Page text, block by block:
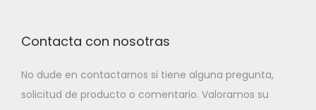
Contacta con nosotras
No dude en contactarnos si tiene alguna pregunta,
solicitud de producto o comentario. Valoramos su